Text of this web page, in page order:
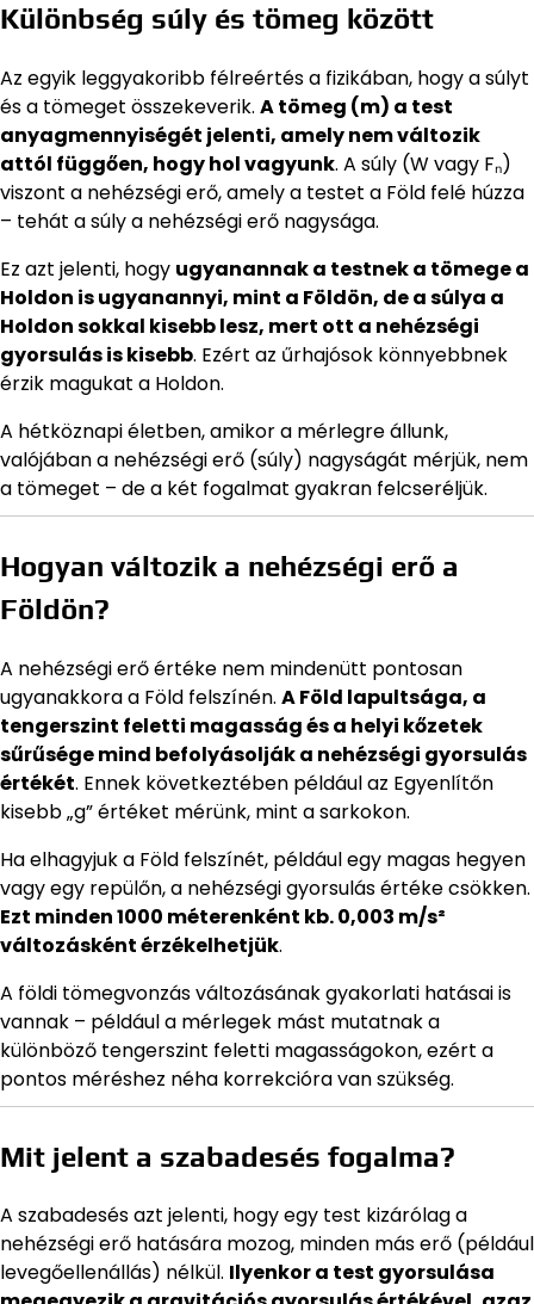
Különbség súly és tömeg között
Az egyik leggyakoribb félreértés a fizikában, hogy a súlyt
és a tömeget összekeverik. A tömeg (m) a test
anyagmennyiségét jelenti, amely nem változik
attól függően, hogy hol vagyunk. A súly (W vagy Fₙ)
viszont a nehézségi erő, amely a testet a Föld felé húzza
– tehát a súly a nehézségi erő nagysága.
Ez azt jelenti, hogy ugyanannak a testnek a tömege a
Holdon is ugyanannyi, mint a Földön, de a súlya a
Holdon sokkal kisebb lesz, mert ott a nehézségi
gyorsulás is kisebb. Ezért az űrhajósok könnyebbnek
érzik magukat a Holdon.
A hétköznapi életben, amikor a mérlegre állunk,
valójában a nehézségi erő (súly) nagyságát mérjük, nem
a tömeget – de a két fogalmat gyakran felcseréljük.
Hogyan változik a nehézségi erő a
Földön?
A nehézségi erő értéke nem mindenütt pontosan
ugyanakkora a Föld felszínén. A Föld lapultsága, a
tengerszint feletti magasság és a helyi kőzetek
sűrűsége mind befolyásolják a nehézségi gyorsulás
értékét. Ennek következtében például az Egyenlítőn
kisebb „g” értéket mérünk, mint a sarkokon.
Ha elhagyjuk a Föld felszínét, például egy magas hegyen
vagy egy repülőn, a nehézségi gyorsulás értéke csökken.
Ezt minden 1000 méterenként kb. 0,003 m/s²
változásként érzékelhetjük.
A földi tömegvonzás változásának gyakorlati hatásai is
vannak – például a mérlegek mást mutatnak a
különböző tengerszint feletti magasságokon, ezért a
pontos méréshez néha korrekcióra van szükség.
Mit jelent a szabadesés fogalma?
A szabadesés azt jelenti, hogy egy test kizárólag a
nehézségi erő hatására mozog, minden más erő (például
levegőellenállás) nélkül. Ilyenkor a test gyorsulása